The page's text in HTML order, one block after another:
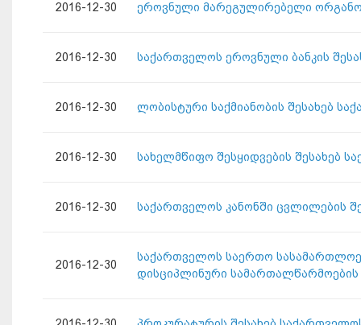
2016-12-30 ეროვნული მარეგულირებელი
2016-12-30 საქართველოს ეროვნული ბანკის
2016-12-30 ლობისტური საქმიანობის შესახებ
2016-12-30 სახელმწიფო შესყიდვების შესახებ
2016-12-30 საქართველოს კანონში ცვლილების
2016-12-30
საქართველოს საერთო
დისციპლინური სამართალწარმოების